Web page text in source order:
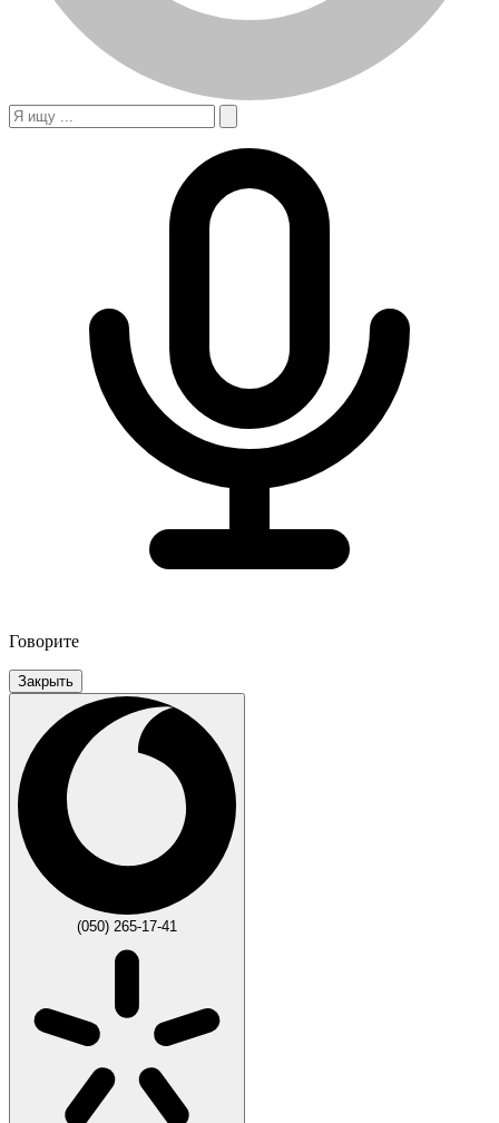
Говорите
Закрыть
(050) 265-17-41